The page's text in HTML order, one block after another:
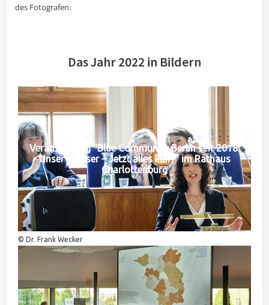
des Fotografen.
Das Jahr 2022 in Bildern
Veranstaltung "Blue Community Berlin seit 2018:
Unser Wasser – Jetzt alles klar?" im Rathaus
Charlottenburg
© Dr. Frank Wecker